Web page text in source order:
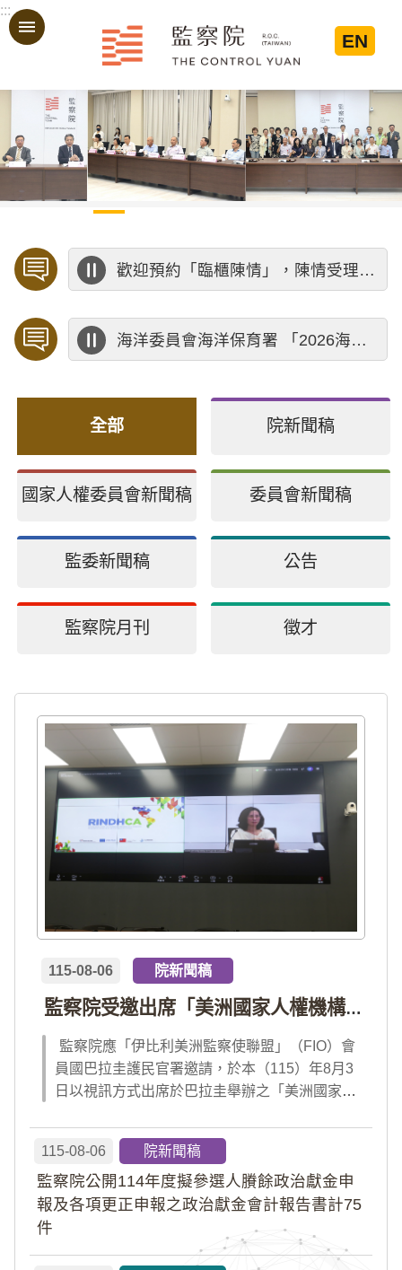
跳到主要內容區塊
:::
EN
歡迎預約「臨櫃陳情」，陳情受理中心將優先排定人員與您接談，釐清案情爭點後收案處理，以節省您的寶貴時間。
海洋委員會海洋保育署 「2026海洋保育創意短影音競賽」活動
全部 院新聞稿
國家人權委員會新聞稿 委員會新聞稿
監委新聞稿 公告
監察院月刊 徵才
監察院受邀出席「美洲國家人權機構網絡」年會 分享我國氣候災害防治經驗 打造國際永續韌性
115-08-06 院新聞稿
監察院應「伊比利美洲監察使聯盟」（FIO）會
員國巴拉圭護民官署邀請，於本（115）年8月3
日以視訊方式出席於巴拉圭舉辦之「美洲國家人
報告，就美洲地區環境災害、氣候緊急狀態與人
權風險等議題，與拉美地區監察機構、護民官署
及紅十字國際委員會、原住民社區支持組織...
115-08-06 院新聞稿
監察院公開114年度擬參選人賸餘政治獻金申
報及各項更正申報之政治獻金會計報告書計75
件